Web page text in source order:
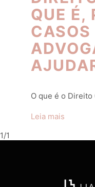
QUE É,
CASOS
O que é o
Leia mais
1/1